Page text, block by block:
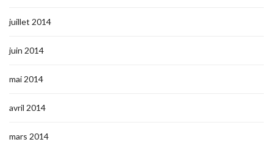
juillet 2014
juin 2014
mai 2014
avril 2014
mars 2014